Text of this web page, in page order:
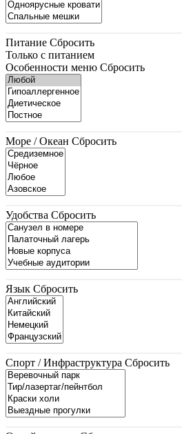
Питание Сбросить
Только с питанием
Особенности меню Сбросить
Море / Океан Сбросить
Удобства Сбросить
Язык Сбросить
Спорт / Инфраструктура Сбросить